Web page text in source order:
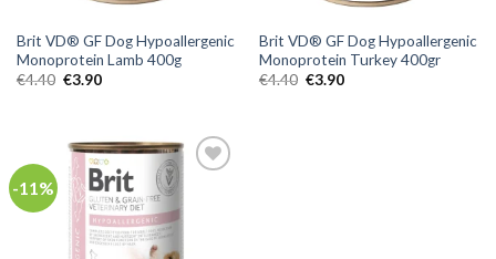
Brit VD® GF Dog Hypoallergenic
Monoprotein Lamb 400g
€4.40 Original
€3.90Η
Brit VD® GF Dog Hypoallergenic
Monoprotein Turkey 400gr
€4.40 Original
€3.90Η
-11%